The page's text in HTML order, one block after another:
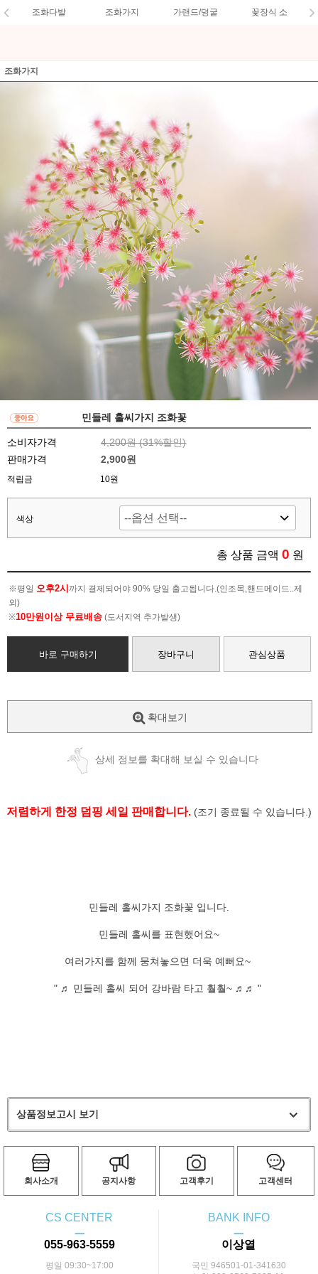
조화다발 조화가지 가랜드/덩굴 꽃장식 소
조화가지
민들레 홀씨가지 조화꽃
소비자가격 4,200원 (31%할인)
판매가격
2,900원
적립금 10원
색상
총 상품 금액 0 원
※평일 오후2시 까지 결제되어야 90% 당일 출고됩니다.(인조목,핸드메이드..제
외)
※10만원이상 무료배송 (도서지역 추가발생)
바로 구매하기 장바구니 관심상품
확대보기
상세 정보를 확대해 보실 수 있습니다
저렴하게 한정 덤핑 세일 판매합니다. (조기 종료될 수 있습니다.)
민들레 홀씨가지 조화꽃 입니다.
민들레 홀씨를 표현했어요~
여러가지를 함께 뭉쳐놓으면 더욱 예뻐요~
" ♬ 민들레 홀씨 되어 강바람 타고 훨훨~ ♬♬ "
상품정보고시 보기
회사소개 공지사항 고객후기 고객센터
CS CENTER
ㅡ
055-963-5559
평일 09:30~17:00
BANK INFO
ㅡ
이상열
국민 946501-01-341630